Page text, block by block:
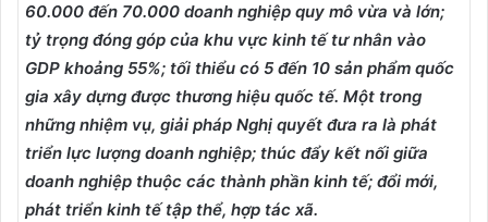
60.000 đến 70.000 doanh nghiệp quy mô vừa và lớn;
tỷ trọng đóng góp của khu vực kinh tế tư nhân vào
GDP khoảng 55%; tối thiểu có 5 đến 10 sản phẩm quốc
gia xây dựng được thương hiệu quốc tế. Một trong
những nhiệm vụ, giải pháp Nghị quyết đưa ra là phát
triển lực lượng doanh nghiệp; thúc đẩy kết nối giữa
doanh nghiệp thuộc các thành phần kinh tế; đổi mới,
phát triển kinh tế tập thể, hợp tác xã.